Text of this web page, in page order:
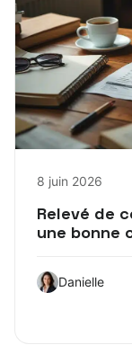
8 juin 2026
Relevé de
une bonne
Danielle